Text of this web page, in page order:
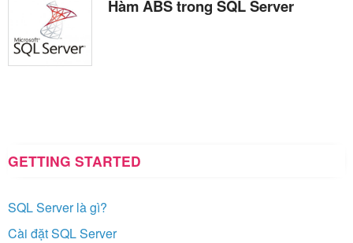
Hàm ABS trong SQL Server
GETTING STARTED
SQL Server là gì?
Cài đặt SQL Server